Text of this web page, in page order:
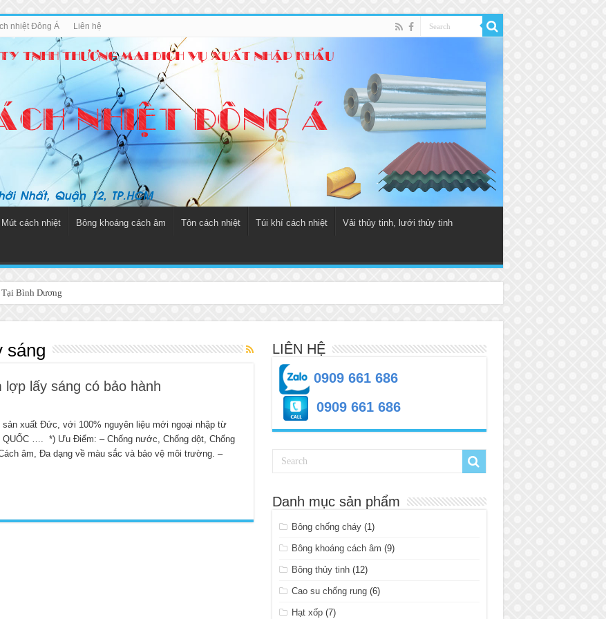
nhiệt Đông Á Liên hệ
Mút cách nhiệt Bông khoáng cách âm Tôn cách nhiệt Túi khí cách nhiệt Vải thủy tinh, lưới thủy tinh
Tại Bình Dương
sáng
lấy sáng có bảo hành
xuất Đức, với 100% nguyên liệu mới ngoại nhập từ
QUỐC …. *) Ưu Điểm: – Chống nước, Chống dột, Chống
âm, Đa dạng về màu sắc và bảo vệ môi trường. –
LIÊN HỆ
0909 661 686
0909 661 686
Danh mục sản phẩm
Bông chống cháy (1)
Bông khoáng cách âm (9)
Bông thủy tinh (12)
Cao su chống rung (6)
Hạt xốp (7)